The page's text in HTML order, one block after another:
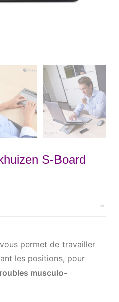
S-Board
permet de travailler
les positions, pour
musculo-